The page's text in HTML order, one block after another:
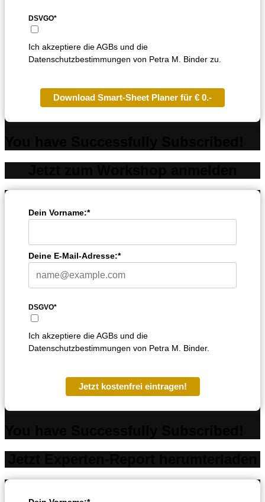
DSVGO*
Ich akzeptiere die AGBs und die
Datenschutzbestimmungen von Petra M. Binder zu.
Download Smart-Sheet Planer für € 0.-
Dein Vorname:*
Deine E-Mail-Adresse:*
DSGVO*
Ich akzeptiere die AGBs und die
Datenschutzbestimmungen von Petra M. Binder.
Jetzt kostenfrei eintragen!